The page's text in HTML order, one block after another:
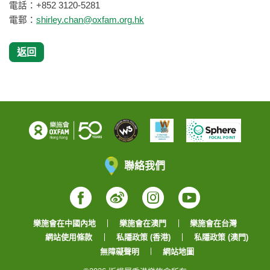
電話：+852 3120-5281
電郵： shirley.chan@oxfam.org.hk
返回
聯絡我們
Facebook
WeiboInstagram
YouTube
樂施會在中國內地 樂施會在澳門
樂施會在台灣
網站使用條款
私隱政策 (香港)
私隱政策 (澳門)
無障礙聲明
網站地圖